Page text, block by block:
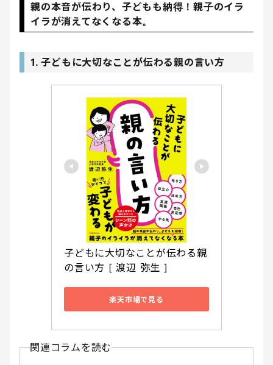
親の本音が伝わり、子どもも納得！親子のイラ
イラが消えてなくなる本。
1. 子どもに大切なことが伝わる親の言い方
子どもに大切なことが伝わる親
の言い方 [ 渡辺 弥生 ]
楽天市場で見る
関連コラムを読む